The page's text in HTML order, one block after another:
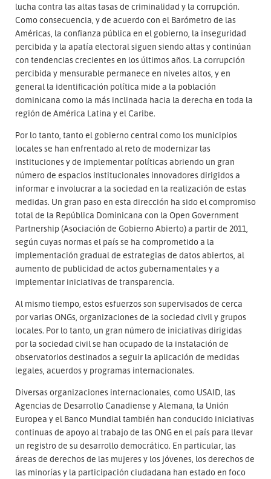
lucha contra las altas tasas de criminalidad y la corrupción.
Como consecuencia, y de acuerdo con el Barómetro de las
Américas, la confianza pública en el gobierno, la inseguridad
percibida y la apatía electoral siguen siendo altas y continúan
con tendencias crecientes en los últimos años. La corrupción
percibida y mensurable permanece en niveles altos, y en
general la identificación política mide a la población
dominicana como la más inclinada hacia la derecha en toda la
región de América Latina y el Caribe.
Por lo tanto, tanto el gobierno central como los municipios
locales se han enfrentado al reto de modernizar las
instituciones y de implementar políticas abriendo un gran
número de espacios institucionales innovadores dirigidos a
informar e involucrar a la sociedad en la realización de estas
medidas. Un gran paso en esta dirección ha sido el compromiso
total de la República Dominicana con la Open Government
Partnership (Asociación de Gobierno Abierto) a partir de 2011,
según cuyas normas el país se ha comprometido a la
implementación gradual de estrategias de datos abiertos, al
aumento de publicidad de actos gubernamentales y a
implementar iniciativas de transparencia.
Al mismo tiempo, estos esfuerzos son supervisados de cerca
por varias ONGs, organizaciones de la sociedad civil y grupos
locales. Por lo tanto, un gran número de iniciativas dirigidas
por la sociedad civil se han ocupado de la instalación de
observatorios destinados a seguir la aplicación de medidas
legales, acuerdos y programas internacionales.
Diversas organizaciones internacionales, como USAID, las
Agencias de Desarrollo Canadiense y Alemana, la Unión
Europea y el Banco Mundial también han conducido iniciativas
continuas de apoyo al trabajo de las ONG en el país para llevar
un registro de su desarrollo democrático. En particular, las
áreas de derechos de las mujeres y los jóvenes, los derechos de
las minorías y la participación ciudadana han estado en foco